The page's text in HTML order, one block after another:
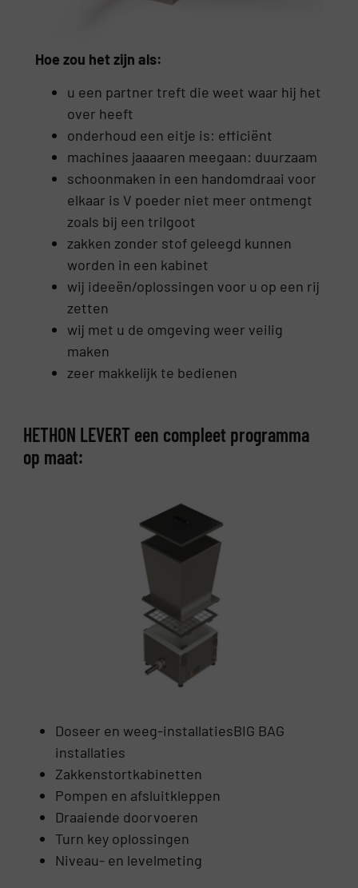
Hoe zou het zijn als:
u een partner treft die weet waar hij het
over heeft
onderhoud een eitje is: efficiënt
machines jaaaaren meegaan: duurzaam
schoonmaken in een handomdraai voor
elkaar is V poeder niet meer ontmengt
zoals bij een trilgoot
zakken zonder stof geleegd kunnen
worden in een kabinet
wij ideeën/oplossingen voor u op een rij
zetten
wij met u de omgeving weer veilig
maken
zeer makkelijk te bedienen
HETHON LEVERT een compleet programma
op maat:
Doseer en weeg-installatiesBIG BAG
installaties
Zakkenstortkabinetten
Pompen en afsluitkleppen
Draaiende doorvoeren
Turn key oplossingen
Niveau- en levelmeting